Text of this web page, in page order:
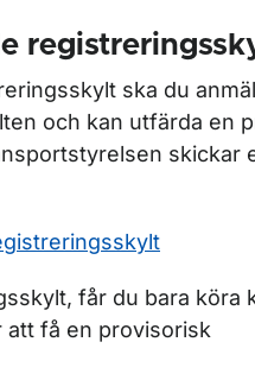
ska du
och kan utfärda en
skickar
får du bara köra
att få en provisorisk